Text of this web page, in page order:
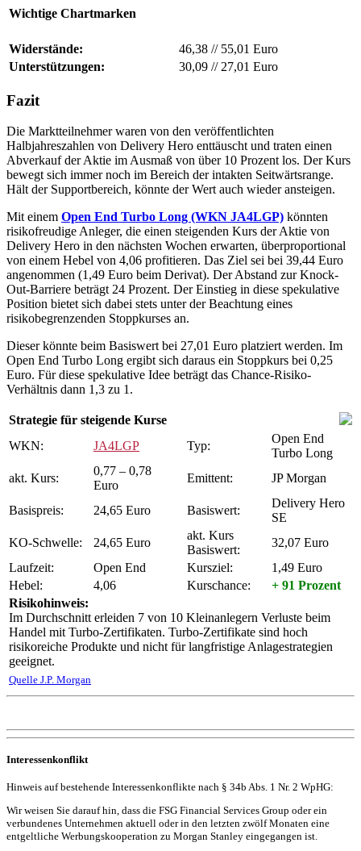
Wichtige Chartmarken
Widerstände: 46,38 //55,01 Euro
Unterstützungen:
30,09 //27,01 Euro
Fazit
Die Marktteilnehmer waren von den veröffentlichten
Halbjahreszahlen von Delivery Hero enttäuscht und traten einen
Abverkauf der Aktie im Ausmaß von über 10 Prozent los. Der Kurs
bewegt sich immer noch im Bereich der intakten Seitwärtsrange.
Hält der Supportbereich, könnte der Wert auch wieder ansteigen.
Mit einem Open End Turbo Long (WKN JA4LGP) könnten
risikofreudige Anleger, die einen steigenden Kurs der Aktie von
Delivery Hero in den nächsten Wochen erwarten, überproportional
von einem Hebel von 4,06 profitieren. Das Ziel sei bei 39,44 Euro
angenommen (1,49 Euro beim Derivat). Der Abstand zur Knock-
Out-Barriere beträgt 24 Prozent. Der Einstieg in diese spekulative
Position bietet sich dabei stets unter der Beachtung eines
risikobegrenzenden Stoppkurses an.
Dieser könnte beim Basiswert bei 27,01 Euro platziert werden. Im
Open End Turbo Long ergibt sich daraus ein Stoppkurs bei 0,25
Euro. Für diese spekulative Idee beträgt das Chance-Risiko-
Verhältnis dann 1,3 zu 1.
Strategie für steigende Kurse
WKN:
JA4LGP Typ:
Open End
Turbo Long
akt. Kurs:
0,77 – 0,78
Euro
Emittent: JP Morgan
Basispreis: 24,65 Euro Basiswert:
Delivery Hero
SE
KO-Schwelle:
24,65 Euro
akt. Kurs
Basiswert:
32,07 Euro
Laufzeit:
Open End Kursziel:
1,49 Euro
Hebel:
4,06 Kurschance:
+ 91 Prozent
Risikohinweis:
Im Durchschnitt erleiden 7 von 10 Kleinanlegern Verluste beim
Handel mit Turbo-Zertifikaten. Turbo-Zertifikate sind hoch
risikoreiche Produkte und nicht für langfristige Anlagestrategien
geeignet.
Quelle J.P. Morgan
Interessenkonflikt
Hinweis auf bestehende Interessenkonflikte nach § 34b Abs. 1 Nr. 2 WpHG:
Wir weisen Sie darauf hin, dass die FSG Financial Services Group oder ein
verbundenes Unternehmen aktuell oder in den letzten zwölf Monaten eine
entgeltliche Werbungskooperation zu Morgan Stanley eingegangen ist.